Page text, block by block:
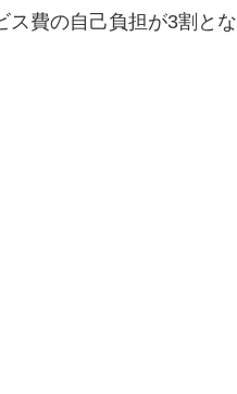
ス費の自己負担が3割とな